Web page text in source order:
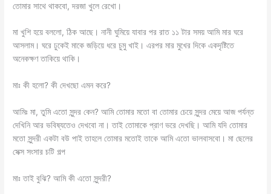
তোমার সাথে থাকবো, দরজা খুলে রেখো।
মা খুশি হয়ে বললো, ঠিক আছে। নানী ঘুমিয়ে যাবার পর রাত ১১ টার সময় আমি মার ঘরে
আসলাম। ঘরে ঢুকেই মাকে জড়িয়ে ধরে চুমু খাই। এরপর মার মুখের দিকে একদৃষ্টিতে
অনেকক্ষণ তাকিয়ে থাকি।
মাঃ কী হলো? কী দেখছো এমন করে?
আমিঃ মা, তুমি এতো সুন্দর কেন? আমি তোমার মতো বা তোমার চেয়ে সুন্দর মেয়ে আজ পর্যন্ত
দেখিনি আর ভবিষ্যতেও দেখবো না। তাই তোমাকে প্রাণ ভরে দেখছি। আমি যদি তোমার
মতো সুন্দরী একটা বউ পাই তাহলে তোমার মতোই তাকে আমি এতো ভালবাসবো। মা ছেলের
সেক্স সংসার চটি গল্প
মাঃ তাই বুঝি? আমি কী এতো সুন্দরী?